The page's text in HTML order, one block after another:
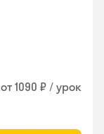
от 1090 ₽ / урок